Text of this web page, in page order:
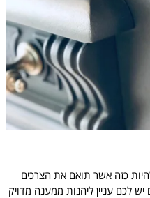
כזה אשר תואם את הצרכים
לכם עניין ליהנות ממענה מדויק